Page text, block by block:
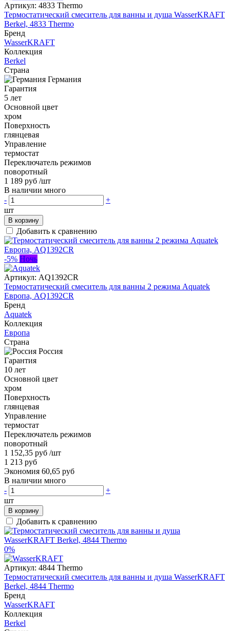
Артикул: 4833 Thermo
Термостатический смеситель для ванны и душа WasserKRAFT
Berkel, 4833 Thermo
Бренд
WasserKRAFT
Коллекция
Berkel
Страна
Германия
Гарантия
5 лет
Основной цвет
хром
Поверхность
глянцевая
Управление
термостат
Переключатель режимов
поворотный
1 189 руб /шт
В наличии много
-
+
шт
В корзину
Добавить к сравнению
-5% Ночь
Артикул: AQ1392CR
Термостатический смеситель для ванны 2 режима Aquatek
Европа, AQ1392CR
Бренд
Aquatek
Коллекция
Европа
Страна
Россия
Гарантия
10 лет
Основной цвет
хром
Поверхность
глянцевая
Управление
термостат
Переключатель режимов
поворотный
1 152,35 руб /шт
1 213 руб
Экономия 60,65 руб
В наличии много
-
+
шт
В корзину
Добавить к сравнению
0%
Артикул: 4844 Thermo
Термостатический смеситель для ванны и душа WasserKRAFT
Berkel, 4844 Thermo
Бренд
WasserKRAFT
Коллекция
Berkel